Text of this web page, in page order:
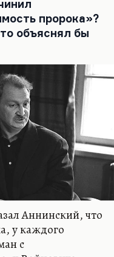
всего искать
связано
очень
с такой же
Богушевская,
большим
с…
пророка»?
объяснял бы
Аннинский, что
у каждого
с